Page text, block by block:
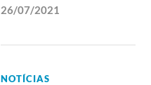
26/07/2021
NOTÍCIAS